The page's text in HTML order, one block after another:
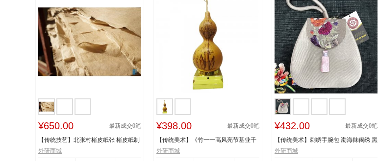
¥650.00 最新成交0笔
【传统技艺】北张村楮皮纸张 楮皮纸制
作技艺 国...
外研商城
¥398.00 最新成交0笔
【传统美术】《竹一一高风亮节基业千
秋》 福禄亿家...
外研商城
¥432.00 最新成交0笔
【传统美术】刺绣手腕包 渤海靺鞨绣 黑
龙江省牡丹...
外研商城